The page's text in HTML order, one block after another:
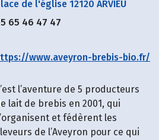
de l'église 12120 ARVIEU
65 46 47 47
www.aveyron-brebis-bio.fr/
l’aventure de 5 producteurs
lait de brebis en 2001, qui
et fédèrent les
de l’Aveyron pour ce qui